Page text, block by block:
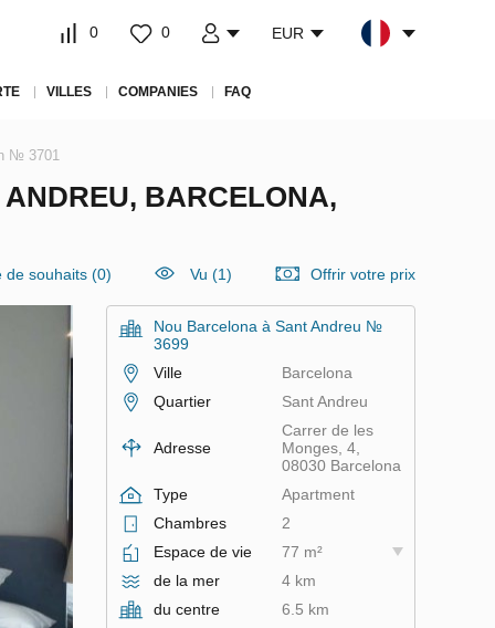
0 0 EUR
VILLES COMPANIES FAQ
№ 3701
BARCELONA,
de souhaits (0) Vu (1) Offrir votre prix
Nou Barcelona à Sant Andreu №
3699
Ville
Barcelona
Quartier
Sant Andreu
Adresse
Carrer de les
Monges, 4,
08030 Barcelona
Type
Apartment
Chambres
2
Espace de vie
77 m²
de la mer
4 km
du centre
6.5 km